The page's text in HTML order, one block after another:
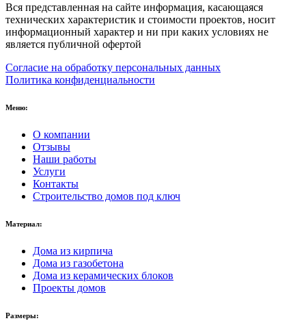
Вся представленная на сайте информация, касающаяся
технических характеристик и стоимости проектов, носит
информационный характер и ни при каких условиях не
является публичной офертой
Согласие на обработку персональных данных
Политика конфиденциальности
Меню:
О компании
Отзывы
Наши работы
Услуги
Контакты
Строительство домов под ключ
Материал:
Дома из кирпича
Дома из газобетона
Дома из керамических блоков
Проекты домов
Размеры: